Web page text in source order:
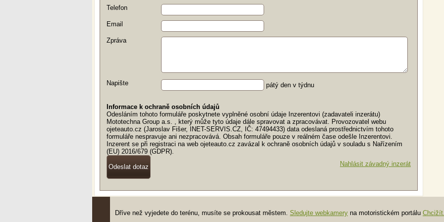
Telefon
Email
Zpráva
Napište pátý den v týdnu
Informace k ochraně osobních údajů
Odesláním tohoto formuláře poskytnete vyplněné osobní údaje Inzerentovi (zadavateli inzerátu)
Mototechna Group a.s. , který může tyto údaje dále spravovat a zpracovávat. Provozovatel webu
ojeteauto.cz (Jaroslav Fišer, INET-SERVIS.CZ, IČ: 47494433) data odeslaná prostřednictvím tohoto
formuláře nespravuje ani nezpracovává. Obsah formuláře pouze v reálném čase odešle Inzerentovi.
Inzerent se při registraci na web ojeteauto.cz zavázal k ochraně osobních údajů v souladu s Nařízením
(EU) 2016/679 (GDPR).
Nahlásit závadný inzerát
Dříve než vyjedete do terénu, musíte se prokousat městem. Sledujte webkamery na motoristickém portálu